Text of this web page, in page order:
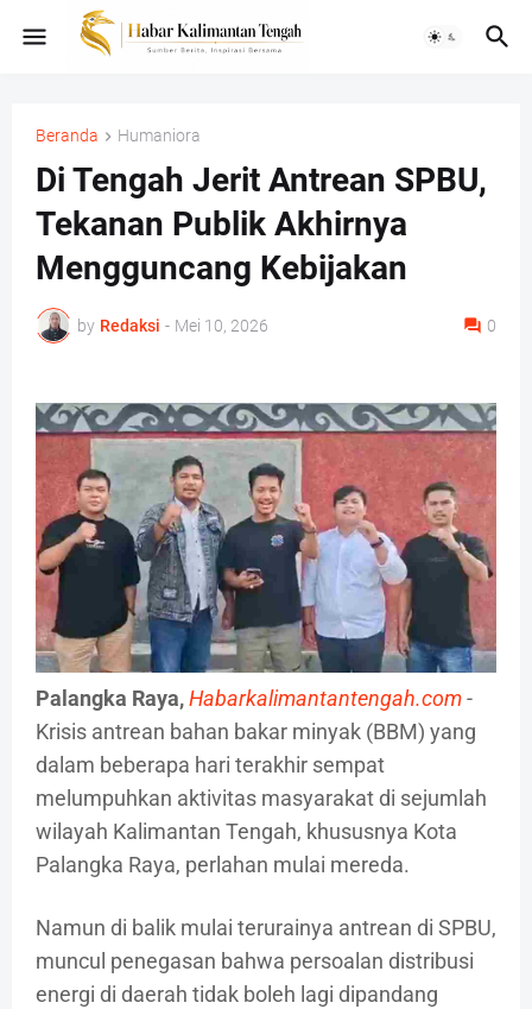
Beranda Humaniora
Di Tengah Jerit Antrean SPBU,
Tekanan Publik Akhirnya
Mengguncang Kebijakan
by Redaksi - Mei 10, 2026 0
Palangka Raya,Habarkalimantantengah.com-
Krisis antrean bahan bakar minyak (BBM) yang
dalam beberapa hari terakhir sempat
melumpuhkan aktivitas masyarakat di sejumlah
wilayah Kalimantan Tengah, khususnya Kota
Palangka Raya, perlahan mulai mereda.
Namun di balik mulai terurainya antrean di SPBU,
muncul penegasan bahwa persoalan distribusi
energi di daerah tidak boleh lagi dipandang